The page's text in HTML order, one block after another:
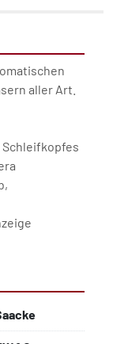
aller Art.